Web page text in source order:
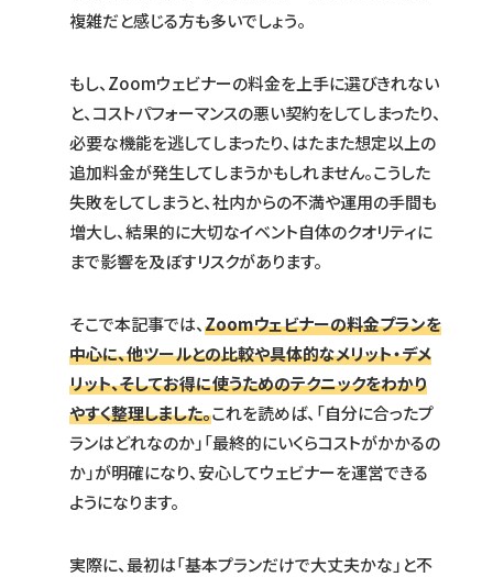
複雑だと感じる方も多いでしょう。
もし、Zoomウェビナーの料金を上手に選びきれない
と、コストパフォーマンスの悪い契約をしてしまったり、
必要な機能を逃してしまったり、はたまた想定以上の
追加料金が発生してしまうかもしれません。こうした
失敗をしてしまうと、社内からの不満や運用の手間も
増大し、結果的に大切なイベント自体のクオリティに
まで影響を及ぼすリスクがあります。
そこで本記事では、Zoomウェビナーの料金プランを
中心に、他ツールとの比較や具体的なメリット・デメ
リット、そしてお得に使うためのテクニックをわかり
やすく整理しました。これを読めば、「自分に合ったプ
ランはどれなのか」「最終的にいくらコストがかかるの
か」が明確になり、安心してウェビナーを運営できる
ようになります。
実際に、最初は「基本プランだけで大丈夫かな」と不